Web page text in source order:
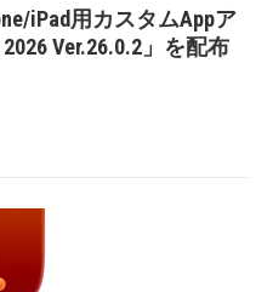
iPad用カスタムAppア
Ver.26.0.2」を配布